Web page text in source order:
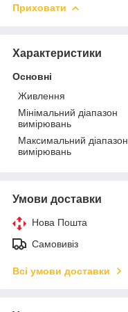
Приховати
Характеристики
Основні
Живлення
Мінімальний діапазон
вимірювань
Максимальний діапазон
вимірювань
Умови доставки
Нова Пошта
Самовивіз
Всі умови доставки